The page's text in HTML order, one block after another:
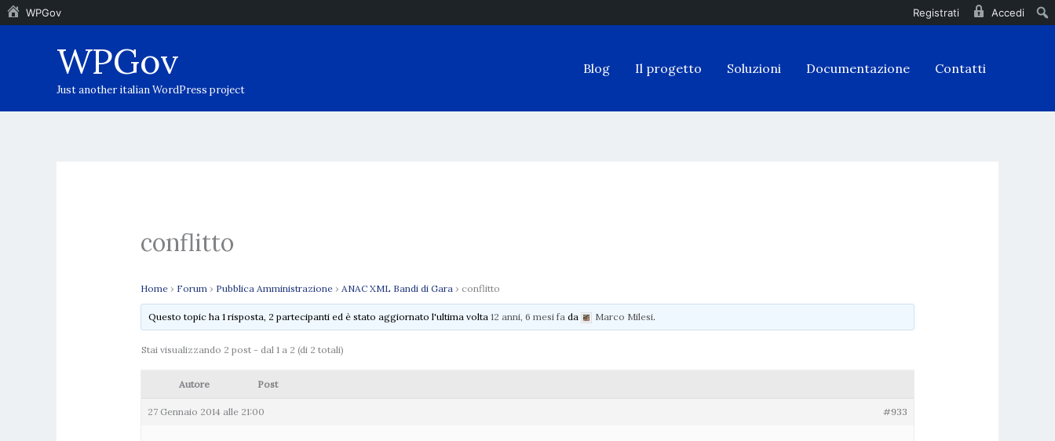
WPGov Registrati Accedi
WPGov
Just another italian WordPress project
Blog Il progetto Soluzioni Documentazione Contatti
conflitto
Home › Forum › Pubblica Amministrazione › ANAC XML Bandi di Gara › conflitto
Questo topic ha 1 risposta, 2 partecipanti ed è stato aggiornato l'ultima volta 12 anni, 6 mesi fada Marco Milesi.
Stai visualizzando 2 post - dal 1 a 2 (di 2 totali)
Autore Post
27 Gennaio 2014 alle 21:00 #933